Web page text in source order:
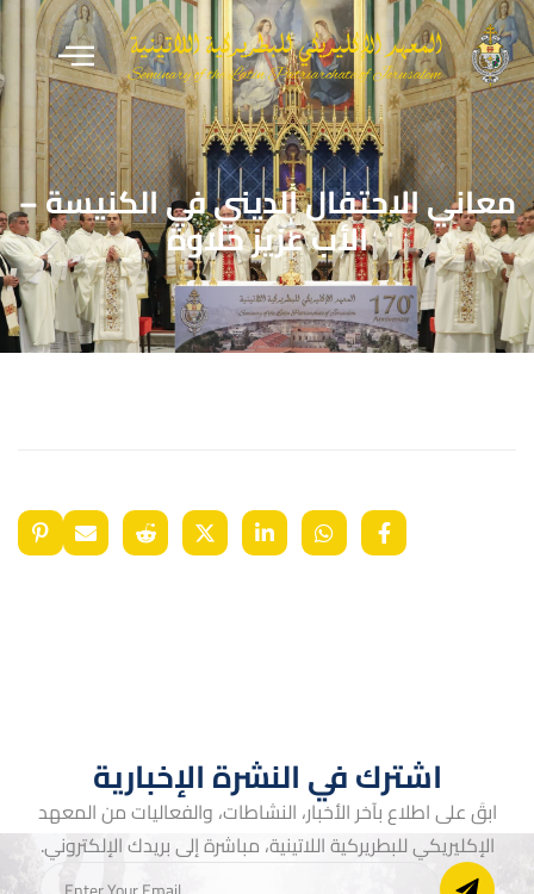
معاني الاحتفال الديني في الكنيسة –
الأب عزيز حلاوة
اشترك في النشرة الإخبارية
ابقَ على اطلاع بآخر الأخبار، النشاطات، والفعاليات من المعهد
الإكليريكي للبطريركية اللاتينية، مباشرة إلى بريدك الإلكتروني.